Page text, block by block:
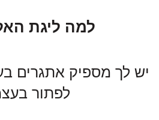
למה ליגת
יש לך מספיק אתגרים
לפתור